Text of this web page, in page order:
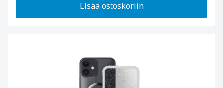
Lisää ostoskoriin